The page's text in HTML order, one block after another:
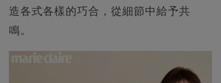
造各式各樣的巧合，從細節中給予共
鳴。